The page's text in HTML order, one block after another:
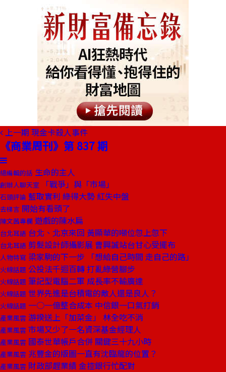
上一期 現金卡殺人事件
《商業周刊》第 837 期
總編輯的話 生命的主人
創辦人聊天室 「戰爭」與「市場」
石頭評論 藍取實利 綠得大勢 紅失中盤
去梯言 開始有看頭了
陳文茜專欄 遊戲的陳水扁
台北耳語 台北、北京來回 黃顯華的噸位忽上忽下
台北耳語 剪髮設計師攝影展 曹興誠站台甘心受擺布
人物特寫 梁家駒的下一步 「想給自己時間 走自己的路」
火線話題 公投法千迴百轉 打亂綠營腳步
火線話題 筆記型電腦二軍 成長率不輸廣達
火線話題 世界先進是台積電的敵人還是良人？
火線話題 一○一億整合成本 中信銀一口氣打銷
產業風雲 游揆送上「加菜金」 林全吃不消
產業風雲 市場又少了一名資深基金經理人
產業風雲 國泰世華帳戶合併 關鍵三十九小時
產業風雲 兆豐金的版圖一直有沈臨龍的位置？
產業風雲 財政部趕業績 金控銀行忙配對